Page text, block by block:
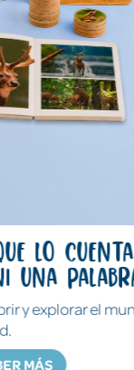
cuentan
palabra
el mundo de